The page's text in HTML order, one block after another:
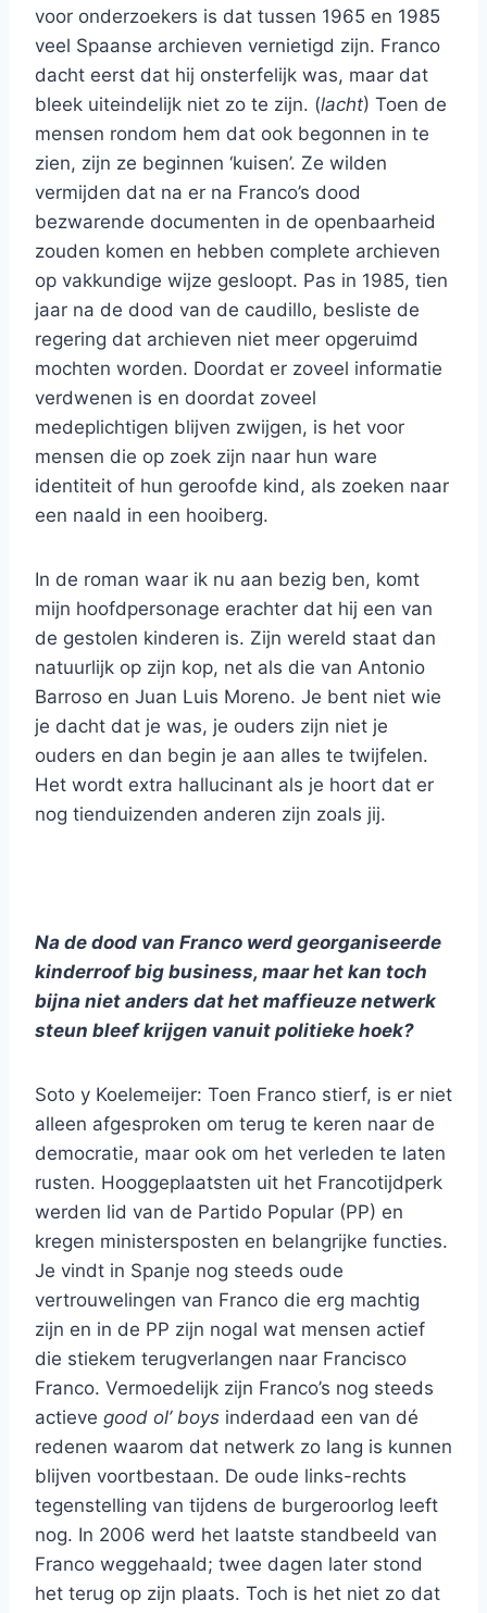
voor onderzoekers is dat tussen 1965 en 1985
veel Spaanse archieven vernietigd zijn. Franco
dacht eerst dat hij onsterfelijk was, maar dat
bleek uiteindelijk niet zo te zijn. (lacht) Toen de
mensen rondom hem dat ook begonnen in te
zien, zijn ze beginnen ‘kuisen’. Ze wilden
vermijden dat na er na Franco’s dood
bezwarende documenten in de openbaarheid
zouden komen en hebben complete archieven
op vakkundige wijze gesloopt. Pas in 1985, tien
jaar na de dood van de caudillo, besliste de
regering dat archieven niet meer opgeruimd
mochten worden. Doordat er zoveel informatie
verdwenen is en doordat zoveel
medeplichtigen blijven zwijgen, is het voor
mensen die op zoek zijn naar hun ware
identiteit of hun geroofde kind, als zoeken naar
een naald in een hooiberg.
In de roman waar ik nu aan bezig ben, komt
mijn hoofdpersonage erachter dat hij een van
de gestolen kinderen is. Zijn wereld staat dan
natuurlijk op zijn kop, net als die van Antonio
Barroso en Juan Luis Moreno. Je bent niet wie
je dacht dat je was, je ouders zijn niet je
ouders en dan begin je aan alles te twijfelen.
Het wordt extra hallucinant als je hoort dat er
nog tienduizenden anderen zijn zoals jij.
Na de dood van Franco werd georganiseerde
kinderroof big business, maar het kan toch
bijna niet anders dat het maffieuze netwerk
steun bleef krijgen vanuit politieke hoek?
Soto y Koelemeijer: Toen Franco stierf, is er niet
alleen afgesproken om terug te keren naar de
democratie, maar ook om het verleden te laten
rusten. Hooggeplaatsten uit het Francotijdperk
werden lid van de Partido Popular (PP) en
kregen ministersposten en belangrijke functies.
Je vindt in Spanje nog steeds oude
vertrouwelingen van Franco die erg machtig
zijn en in de PP zijn nogal wat mensen actief
die stiekem terugverlangen naar Francisco
Franco. Vermoedelijk zijn Franco’s nog steeds
actieve good ol’ boys inderdaad een van dé
redenen waarom dat netwerk zo lang is kunnen
blijven voortbestaan. De oude links-rechts
tegenstelling van tijdens de burgeroorlog leeft
nog. In 2006 werd het laatste standbeeld van
Franco weggehaald; twee dagen later stond
het terug op zijn plaats. Toch is het niet zo dat